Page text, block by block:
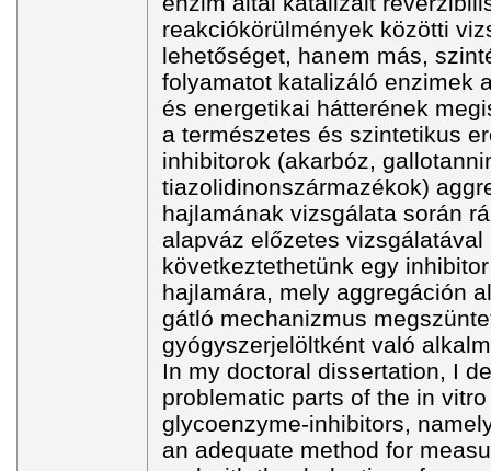
reakciókörülmények közötti
lehetőséget, hanem más,
folyamatot katalizáló enzimek
és energetikai hátterének
a természetes és szintetikus
inhibitorok (akarbóz,
tiazolidinonszármazékok)
hajlamának vizsgálata során
alapváz előzetes vizsgálatával
következtethetünk egy
hajlamára, mely aggregáción
gátló mechanizmus
gyógyszerjelöltként való
In my doctoral dissertation, I
problematic parts of the in
glycoenzyme-inhibitors,
an adequate method for